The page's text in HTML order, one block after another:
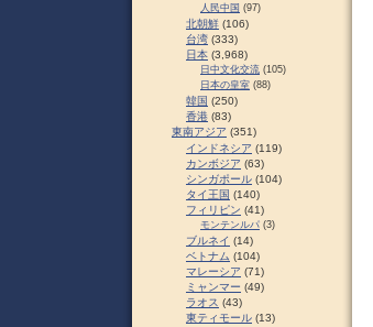
人民中国 (97)
北朝鮮 (106)
台湾 (333)
日本 (3,968)
日中文化交流 (105)
日本の皇室 (88)
韓国 (250)
香港 (83)
東南アジア (351)
インドネシア (119)
カンボジア (63)
シンガポール (104)
タイ王国 (140)
フィリピン (41)
モンテンルパ (3)
ブルネイ (14)
ベトナム (104)
マレーシア (71)
ミャンマー (49)
ラオス (43)
東ティモール (13)